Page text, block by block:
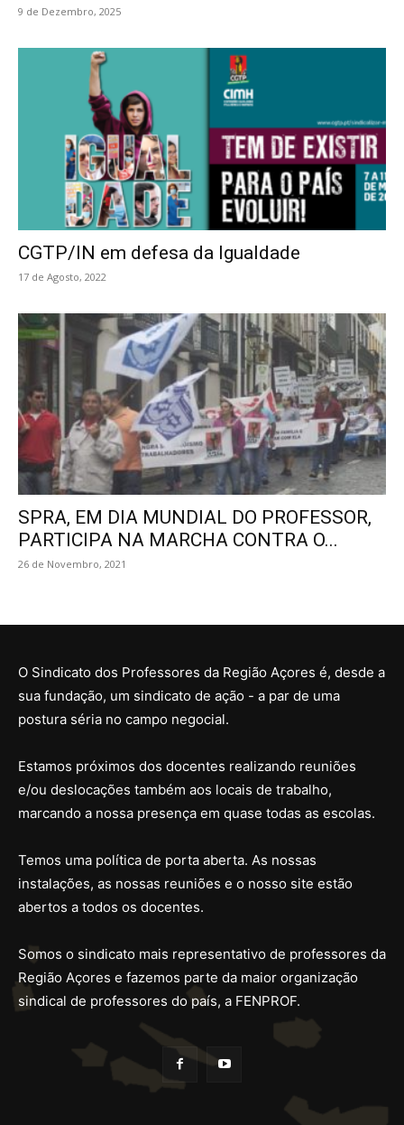
9 de Dezembro, 2025
CGTP/IN em defesa da Igualdade
17 de Agosto, 2022
SPRA, EM DIA MUNDIAL DO PROFESSOR,
PARTICIPA NA MARCHA CONTRA O...
26 de Novembro, 2021
O Sindicato dos Professores da Região Açores é, desde a
sua fundação, um sindicato de ação - a par de uma
postura séria no campo negocial.
Estamos próximos dos docentes realizando reuniões
e/ou deslocações também aos locais de trabalho,
marcando a nossa presença em quase todas as escolas.
Temos uma política de porta aberta. As nossas
instalações, as nossas reuniões e o nosso site estão
abertos a todos os docentes.
Somos o sindicato mais representativo de professores da
Região Açores e fazemos parte da maior organização
sindical de professores do país, a FENPROF.